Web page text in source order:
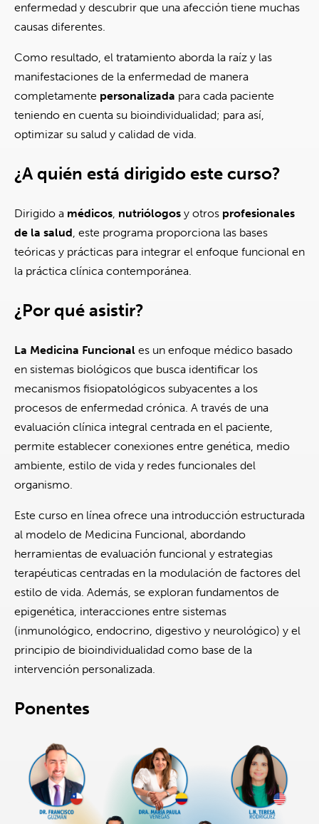
enfermedad y descubrir que una afección tiene muchas
causas diferentes.
Como resultado, el tratamiento aborda la raíz y las
manifestaciones de la enfermedad de manera
completamente personalizada para cada paciente
teniendo en cuenta su bioindividualidad; para así,
optimizar su salud y calidad de vida.
¿A quién está dirigido este curso?
Dirigido a médicos, nutriólogos y otros profesionales
de la salud, este programa proporciona las bases
teóricas y prácticas para integrar el enfoque funcional en
la práctica clínica contemporánea.
¿Por qué asistir?
La Medicina Funcional es un enfoque médico basado
en sistemas biológicos que busca identificar los
mecanismos fisiopatológicos subyacentes a los
procesos de enfermedad crónica. A través de una
evaluación clínica integral centrada en el paciente,
permite establecer conexiones entre genética, medio
ambiente, estilo de vida y redes funcionales del
organismo.
Este curso en línea ofrece una introducción estructurada
al modelo de Medicina Funcional, abordando
herramientas de evaluación funcional y estrategias
terapéuticas centradas en la modulación de factores del
estilo de vida. Además, se exploran fundamentos de
epigenética, interacciones entre sistemas
(inmunológico, endocrino, digestivo y neurológico) y el
principio de bioindividualidad como base de la
intervención personalizada.
Ponentes